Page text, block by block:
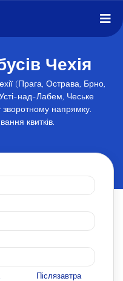
Чехія
(Прага, Острава, Брно,
над-Лабем, Чеське
зворотному напрямку.
квитків.
Післязавтра